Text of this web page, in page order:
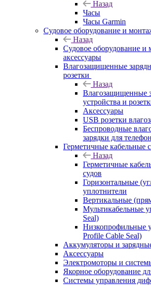
Назад
Часы
Часы Garmin
Судовое оборудование и
Назад
Судовое оборудование и
аксессуары
Влагозащищенные
розетки
Назад
Влагозащищенные
устройства и
Аксессуары
USB розетки
Беспроводные
зарядки для
Герметичные кабельные
Назад
Герметичные
судов
Горизонтальные
уплотнители
Вертикальные
Мультикабельные
Seal)
Низкопрофильные
Profile Cable Seal)
Аккумуляторы и
Аксессуары
Электромоторы и
Якорное оборудование
Системы управления